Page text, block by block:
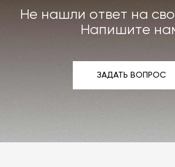
Не нашли ответ на
Напишите
ЗАДАТЬ ВОПРОС